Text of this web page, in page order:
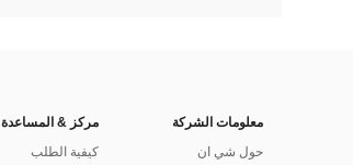
معلومات الشركة
حول شي ان
مركز & المساعدة
كيفية الطلب